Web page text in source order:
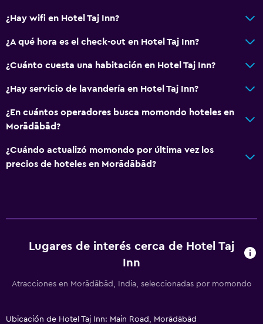
¿Hay wifi en Hotel Taj Inn?
¿A qué hora es el check-out en Hotel Taj Inn?
¿Cuánto cuesta una habitación en Hotel Taj Inn?
¿Hay servicio de lavandería en Hotel Taj Inn?
¿En cuántos operadores busca momondo hoteles en
Morādābād?
¿Cuándo actualizó momondo por última vez los
precios de hoteles en Morādābād?
Lugares de interés cerca de Hotel Taj
Inn
Atracciones en Morādābād, India, seleccionadas por momondo
Ubicación de Hotel Taj Inn: Main Road, Morādābād